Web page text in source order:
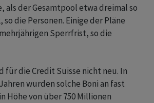
als der Gesamtpool etwa dreimal so
so die Personen. Einige der Pläne
Sperrfrist, so die
für die Credit Suisse nicht neu. In
wurden solche Boni an fast
Höhe von über 750 Millionen